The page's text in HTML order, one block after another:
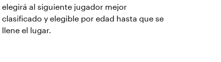
elegirá al siguiente jugador mejor
clasificado y elegible por edad hasta que se
llene el lugar.